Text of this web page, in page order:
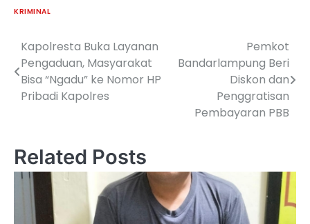
KRIMINAL
Navigasi
pos
Kapolresta Buka Layanan
Pengaduan, Masyarakat
Bisa “Ngadu” ke Nomor HP
Pribadi Kapolres
Pemkot
Bandarlampung Beri
Diskon dan
Penggratisan
Pembayaran PBB
Related Posts